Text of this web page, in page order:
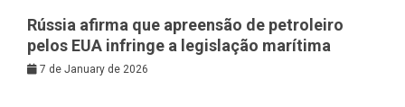
Rússia afirma que apreensão de petroleiro
pelos EUA infringe a legislação marítima
7 de January de 2026